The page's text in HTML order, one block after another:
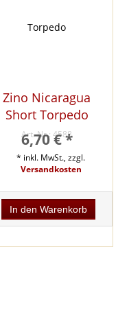
Zino Nicaragua
Short Torpedo
Art. Nr.: 4588
6,70 € *
* inkl. MwSt., zzgl.
Versandkosten
In den Warenkorb